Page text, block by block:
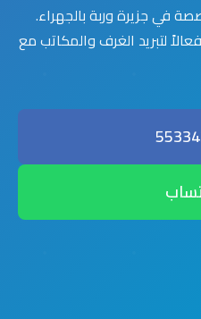
في جزيرة وربة بالجهراء.
لتبريد الغرف والمكاتب مع